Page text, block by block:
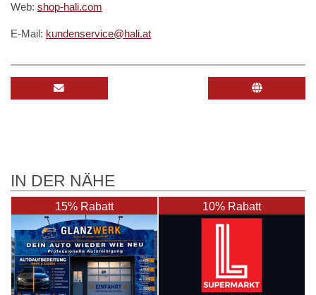
Web: shop-hali.com
E-Mail: kundenservice@hali.at
IN DER NÄHE
15% Rabatt 10% Rabatt